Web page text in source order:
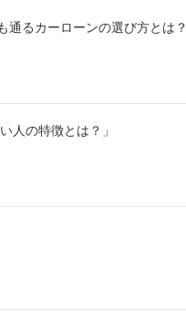
通るカーローンの選び方とは？
人の特徴とは？」